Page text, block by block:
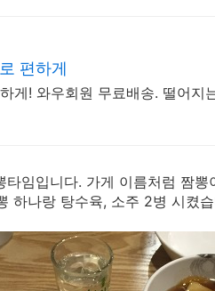
편하게
게! 와우회원 무료배송. 떨어지
임입니다. 가게 이름처럼 짬
하나랑 탕수육, 소주 2병 시켰